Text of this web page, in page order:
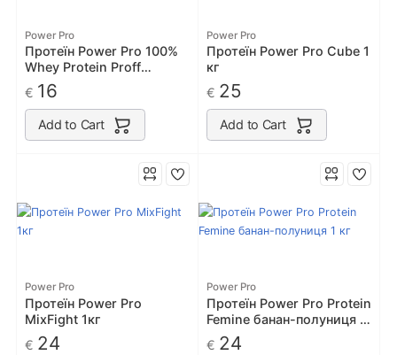
Power Pro
Протеїн Power Pro 100%
Whey Protein Proff
полуниця 500г
€ 16
Add to Cart
Power Pro
Протеїн Power Pro Cube 1
кг
€ 25
Add to Cart
Power Pro
Протеїн Power Pro
MixFight 1кг
€ 24
Power Pro
Протеїн Power Pro Protein
Femine банан-полуниця 1
€ 24